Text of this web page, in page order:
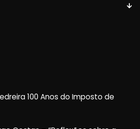
100 Anos do Imposto de